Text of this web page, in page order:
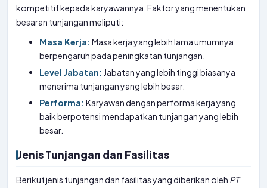
kompetitif kepada karyawannya. Faktor yang menentukan
besaran tunjangan meliputi:
Masa Kerja: Masa kerja yang lebih lama umumnya
berpengaruh pada peningkatan tunjangan.
Level Jabatan: Jabatan yang lebih tinggi biasanya
menerima tunjangan yang lebih besar.
Performa: Karyawan dengan performa kerja yang
baik berpotensi mendapatkan tunjangan yang lebih
besar.
Jenis Tunjangan dan Fasilitas
Berikut jenis tunjangan dan fasilitas yang diberikan oleh PT